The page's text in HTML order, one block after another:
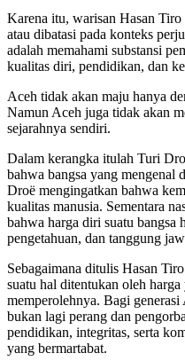
Karena itu, warisan Hasan Tiro
atau dibatasi pada konteks
adalah memahami substansi
kualitas diri, pendidikan, dan
Aceh tidak akan maju hanya
Namun Aceh juga tidak akan
sejarahnya sendiri.
Dalam kerangka itulah Turi
bahwa bangsa yang mengenal
Droë mengingatkan bahwa
kualitas manusia. Sementara
bahwa harga diri suatu bangsa
pengetahuan, dan tanggung
Sebagaimana ditulis Hasan
suatu hal ditentukan oleh
memperolehnya. Bagi
bukan lagi perang dan
pendidikan, integritas, serta
yang bermartabat.